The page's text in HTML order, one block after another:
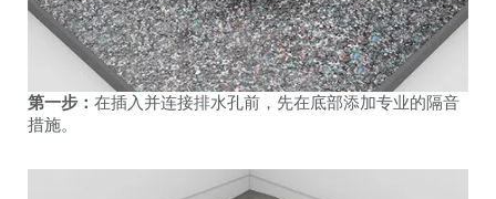
第一步： 在插入并连接排水孔前，先在底部添加专业的隔音
措施。